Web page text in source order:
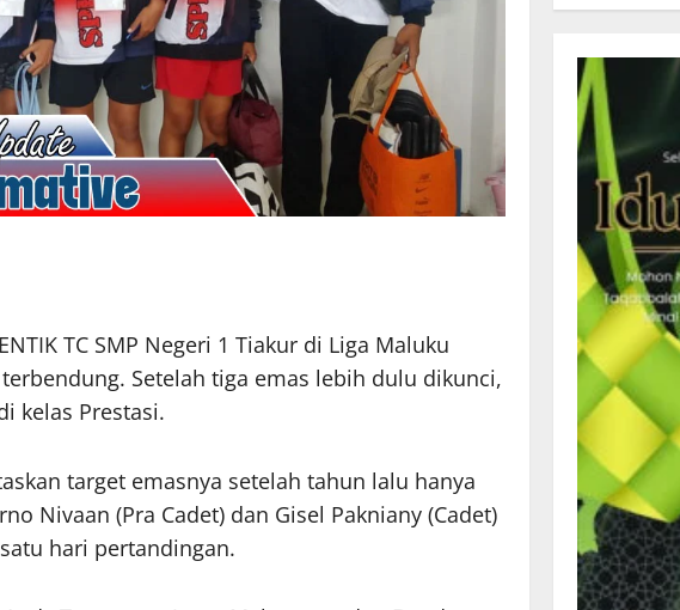
TC SMP Negeri 1 Tiakur di Liga Maluku
Setelah tiga emas lebih dulu dikunci,
kelas Prestasi.
target emasnya setelah tahun lalu hanya
Nivaan (Pra Cadet) dan Gisel Pakniany (Cadet)
hari pertandingan.